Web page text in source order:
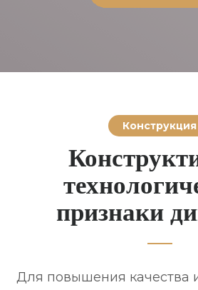
Конструкция
признаки
Для повышения качества